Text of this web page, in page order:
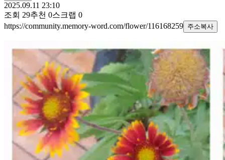
2025.09.11 23:10
조회 29추천 0스크랩 0
https://community.memory-word.com/flower/116168259 주소복사